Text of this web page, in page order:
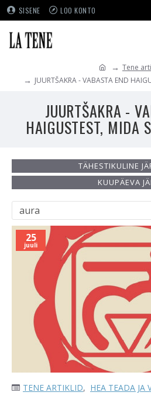
SISENE LOO KONTO
Tene
JUURTŠAKRA - VABASTA END
JUURTŠAKRA -
HAIGUSTEST, MIDA
TÄHESTIKULINE
KUUPÄEVA
25
juuli
TENE ARTIKLID, HEA TEADA JA